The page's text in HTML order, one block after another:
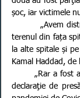
șoc, iar victimele
terenul din fața
la alte spitale și
Kamal Haddad, de
        „Rar a fost atât de greu testată rezistenţa legendară a poporului libanez”, a declarat OMS într-o
declaraţie de